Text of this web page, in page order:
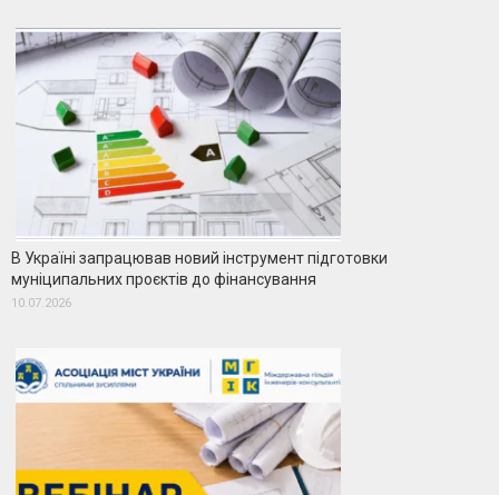
В Україні запрацював новий інструмент підготовки
муніципальних проєктів до фінансування
10.07.2026